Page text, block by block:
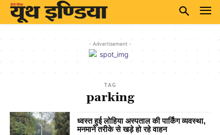
- Advertisement -
TAG
parking
ध्वस्त हुई लोहिया अस्पताल की पार्किंग व्यवस्था,
मनमाने तरीके से खड़े हो रहे वाहन